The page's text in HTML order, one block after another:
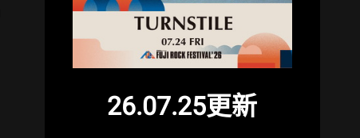
26.07.25更新